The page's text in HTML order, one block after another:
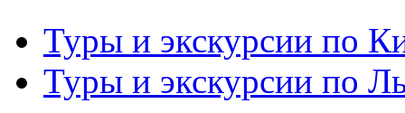
Туры и экскурсии по
Туры и экскурсии по